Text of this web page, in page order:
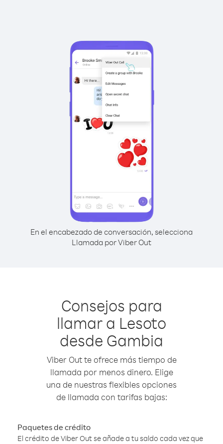
En el encabezado de conversación, selecciona
Llamada por Viber Out
Consejos para
llamar a Lesoto
desde Gambia
Viber Out te ofrece más tiempo de
llamada por menos dinero. Elige
una de nuestras flexibles opciones
de llamada con tarifas bajas:
Paquetes de crédito
El crédito de Viber Out se añade a tu saldo cada vez que